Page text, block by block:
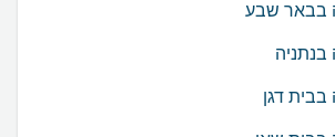
בבאר שבע
בנתניה
בבית דגן